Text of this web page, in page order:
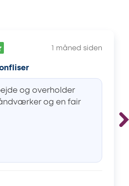
1 måned siden
og overholder
og en fair